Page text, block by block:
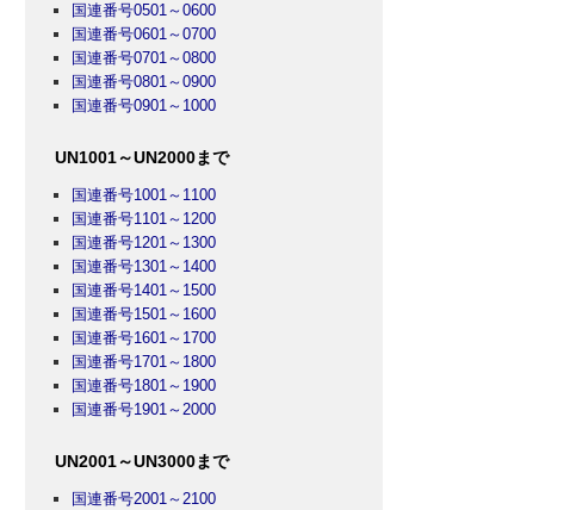
国連番号0501～0600
国連番号0601～0700
国連番号0701～0800
国連番号0801～0900
国連番号0901～1000
UN1001～UN2000まで
国連番号1001～1100
国連番号1101～1200
国連番号1201～1300
国連番号1301～1400
国連番号1401～1500
国連番号1501～1600
国連番号1601～1700
国連番号1701～1800
国連番号1801～1900
国連番号1901～2000
UN2001～UN3000まで
国連番号2001～2100